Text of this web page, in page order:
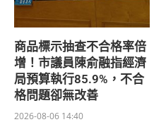
商品標示抽查不合格率倍
增！市議員陳俞融指經濟
局預算執行85.9%，不合
格問題卻無改善
2026-08-06 14:40